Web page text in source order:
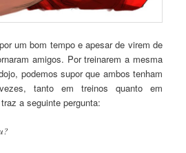
um bom tempo e apesar de virem de
amigos. Por treinarem a mesma
podemos supor que ambos tenham
tanto em treinos quanto em
a seguinte pergunta: